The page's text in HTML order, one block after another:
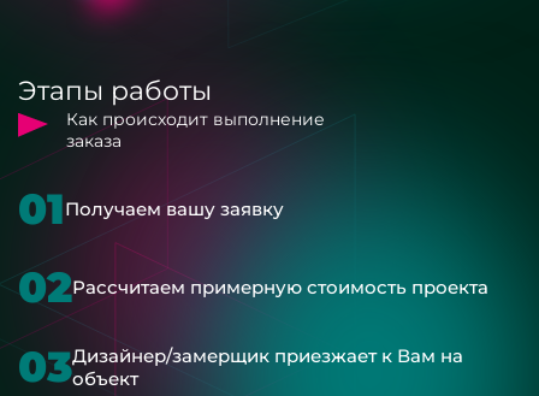
Этапы работы
Как происходит выполнение
заказа
01Получаем вашу заявку
02Рассчитаем примерную стоимость проекта
03Дизайнер/замерщик приезжает к Вам на
объект